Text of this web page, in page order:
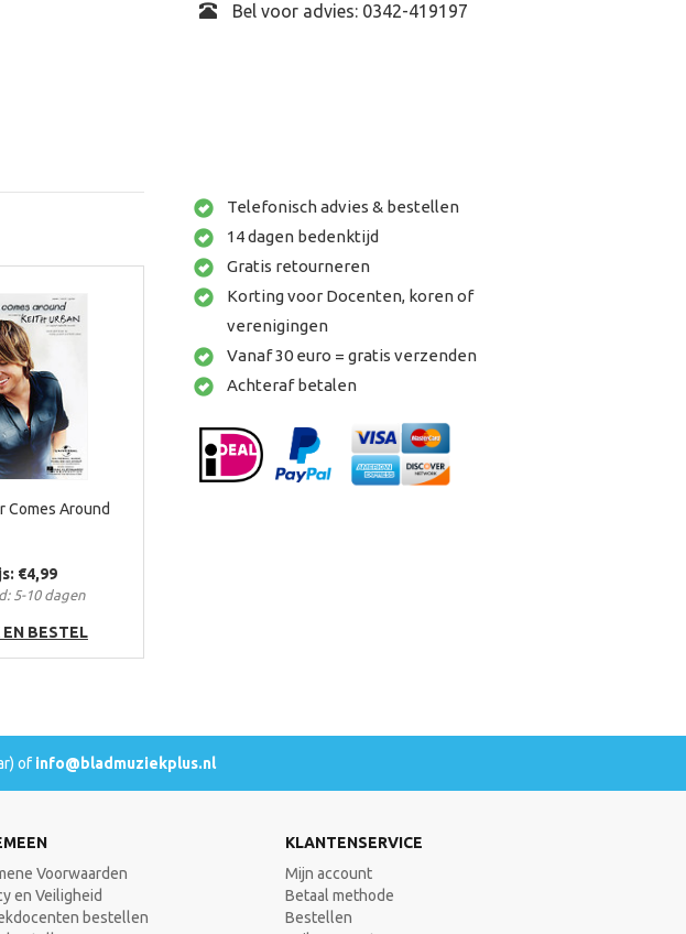
Bel voor advies: 0342-419197
Comes Around
€4,99
5-10 dagen
EN BESTEL
Telefonisch advies & bestellen
14 dagen bedenktijd
Gratis retourneren
Korting voor Docenten, koren of
verenigingen
Vanaf 30 euro = gratis verzenden
Achteraf betalen
of info@bladmuziekplus.nl
Voorwaarden
en Veiligheid
bestellen
KLANTENSERVICE
Mijn account
Betaal methode
Bestellen